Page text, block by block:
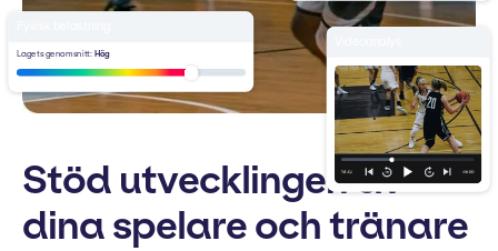
Stöd utvecklingen av
dina spelare och tränare
Lagets genomsnitt: Hög